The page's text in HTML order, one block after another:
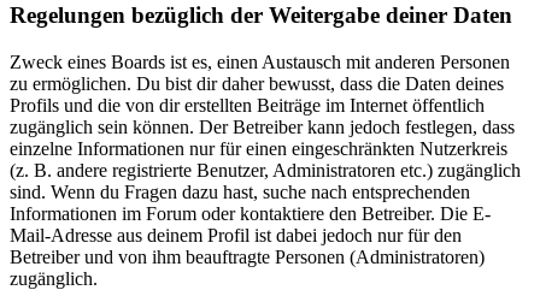
Regelungen bezüglich der Weitergabe deiner Daten
Zweck eines Boards ist es, einen Austausch mit anderen Personen
zu ermöglichen. Du bist dir daher bewusst, dass die Daten deines
Profils und die von dir erstellten Beiträge im Internet öffentlich
zugänglich sein können. Der Betreiber kann jedoch festlegen, dass
einzelne Informationen nur für einen eingeschränkten Nutzerkreis
(z. B. andere registrierte Benutzer, Administratoren etc.) zugänglich
sind. Wenn du Fragen dazu hast, suche nach entsprechenden
Informationen im Forum oder kontaktiere den Betreiber. Die E-
Mail-Adresse aus deinem Profil ist dabei jedoch nur für den
Betreiber und von ihm beauftragte Personen (Administratoren)
zugänglich.